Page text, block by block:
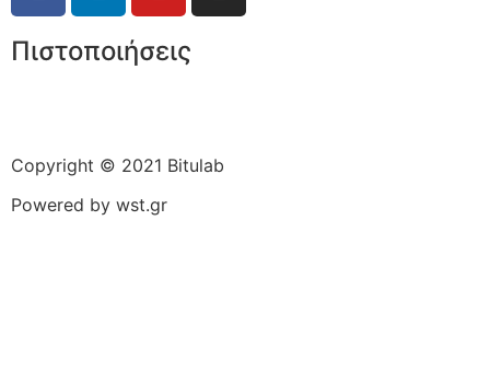
Πιστοποιήσεις
Copyright © 2021 Bitulab
Powered by wst.gr